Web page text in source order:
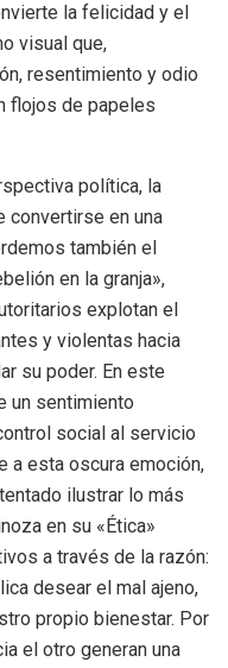
la felicidad y el
visual que,
resentimiento y odio
flojos de papeles
política, la
convertirse en una
también el
en la granja»,
explotan el
y violentas hacia
su poder. En este
un sentimiento
social al servicio
a esta oscura emoción,
ilustrar lo más
en su «Ética»
a través de la razón:
desear el mal ajeno,
propio bienestar. Por
el otro generan una